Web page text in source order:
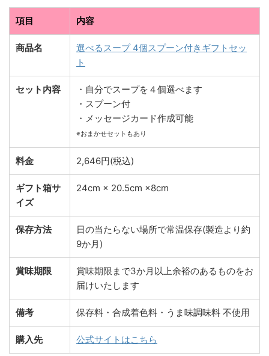
項目 内容
商品名
選べるスープ 4個スプーン付きギフトセッ
ト
セット内容
・自分でスープを４個選べます
・スプーン付
・メッセージカード作成可能
※おまかせセットもあり
料金 2,646円(税込)
ギフト箱サ
イズ
24cm × 20.5cm ×8cm
保存方法
日の当たらない場所で常温保存(製造より約
9か月)
賞味期限
賞味期限まで3か月以上余裕のあるものをお
届けいたします
備考 保存料・合成着色料・うま味調味料 不使用
購入先 公式サイトはこちら